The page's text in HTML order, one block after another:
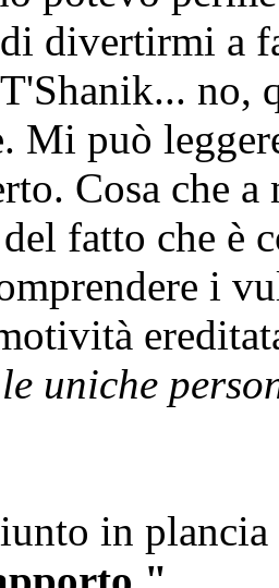
divertirmi a
no,
Mi può
Cosa che a
fatto che è
i
uniche
in